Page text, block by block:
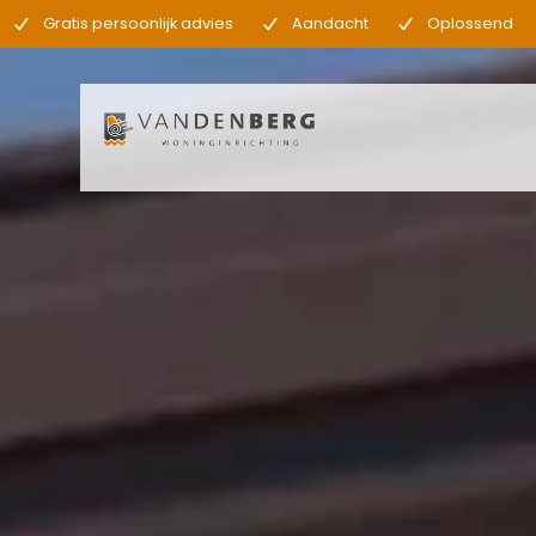
Gratis persoonlijk advies Aandacht Oplossend